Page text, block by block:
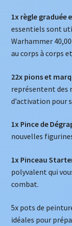
1x règle graduée
essentiels sont
Warhammer
au corps à corps
22x pions et
représentent des
d’activation pour
1x Pince de
nouvelles
1x Pinceau
polyvalent qui
combat.
5x pots de
idéales pour